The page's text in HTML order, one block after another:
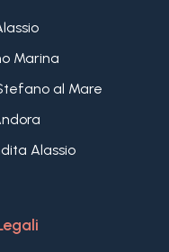
Marina
al Mare
Alassio